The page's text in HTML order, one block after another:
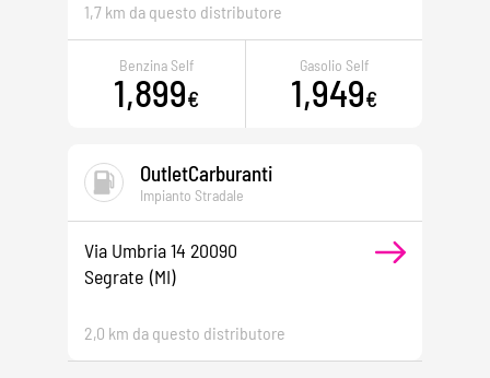
1,7 km da questo distributore
Benzina Self
1,899€
Gasolio Self
1,949€
OutletCarburanti
Impianto Stradale
Via Umbria 14 20090
Segrate (MI)
2,0 km da questo distributore